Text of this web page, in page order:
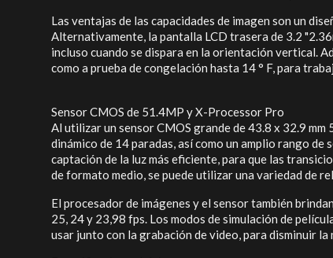
Las ventajas de las capacidades de imagen son un
Alternativamente, la pantalla LCD trasera de 3.2
incluso cuando se dispara en la orientación vertical.
como a prueba de congelación hasta 14 ° F, para
Sensor CMOS de 51.4MP y X-Processor Pro
Al utilizar un sensor CMOS grande de 43.8 x 32.9
dinámico de 14 paradas, así como un amplio rango
captación de la luz más eficiente, para que las
de formato medio, se puede utilizar una variedad de
El procesador de imágenes y el sensor también
25, 24 y 23,98 fps. Los modos de simulación de
usar junto con la grabación de video, para disminuir